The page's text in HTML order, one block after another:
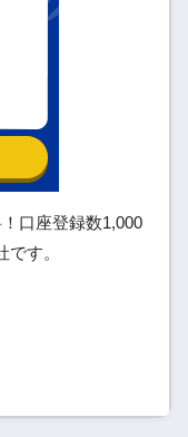
口座登録数1,000
す。